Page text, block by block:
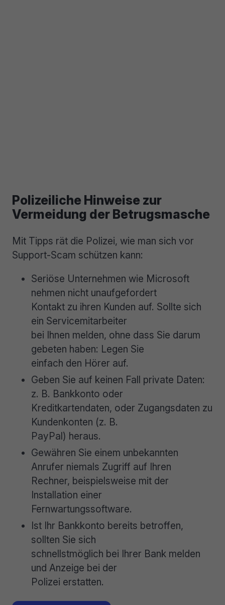
Polizeiliche Hinweise zur
Vermeidung der Betrugsmasche
Mit Tipps rät die Polizei, wie man sich vor
Support-Scam schützen kann:
Seriöse Unternehmen wie Microsoft
nehmen nicht unaufgefordert
Kontakt zu ihren Kunden auf. Sollte sich
ein Servicemitarbeiter
bei Ihnen melden, ohne dass Sie darum
gebeten haben: Legen Sie
einfach den Hörer auf.
Geben Sie auf keinen Fall private Daten:
z. B. Bankkonto oder
Kreditkartendaten, oder Zugangsdaten zu
Kundenkonten (z. B.
PayPal) heraus.
Gewähren Sie einem unbekannten
Anrufer niemals Zugriff auf Ihren
Rechner, beispielsweise mit der
Installation einer
Fernwartungssoftware.
Ist Ihr Bankkonto bereits betroffen,
sollten Sie sich
schnellstmöglich bei Ihrer Bank melden
und Anzeige bei der
Polizei erstatten.